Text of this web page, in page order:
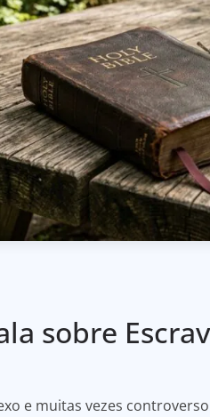
sobre
e muitas vezes